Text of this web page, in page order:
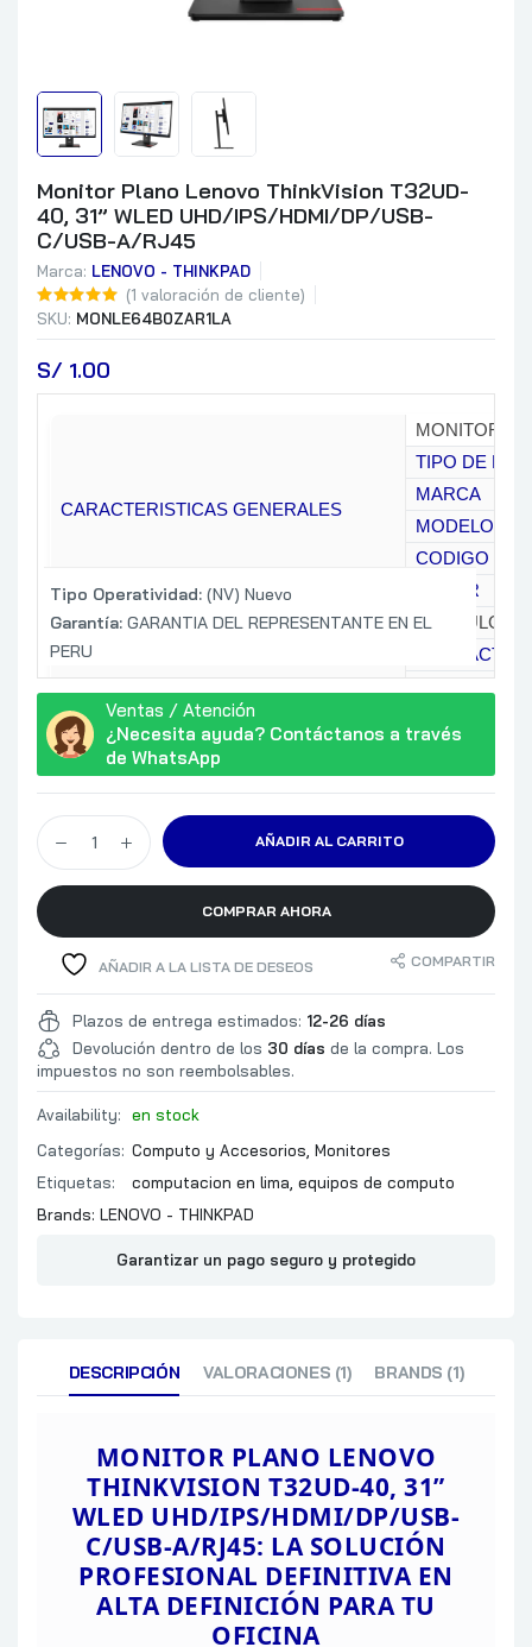
Monitor Plano Lenovo ThinkVision T32UD-
40, 31” WLED UHD/IPS/HDMI/DP/USB-
C/USB-A/RJ45
Marca: LENOVO - THINKPAD
(1 valoración de cliente)
SKU: MONLE64B0ZAR1LA
S/ 1.00
CARACTERISTICAS GENERALES
MONITOR
TIPO DE
MARCA
MODELO
CODIGO DE
COLOR
CARACTERISTICAS DE PANTALLA
31.5 PULG
AREA
CARACTERISTICAS OPTICAS
1 500:1
NUMERO
ANGULO DE VISION
TAMAÑO DE PIXELES
TASA DE REFRESCO
CARACTERISTICAS MECANICAS
1.4 (HBR3): 1
RJ-45
CARACTERISTICAS
LENOVO
MANAGER)
LDFM
MANAGER)
MIRRORED
NATURAL
Tipo Operatividad: (NV) Nuevo
Garantía: GARANTIA DEL REPRESENTANTE EN EL
PERU
Ventas / Atención
¿Necesita ayuda? Contáctanos a través
de WhatsApp
AÑADIR AL CARRITO
COMPRAR AHORA
AÑADIR A LA LISTA DE DESEOS COMPARTIR
Plazos de entrega estimados: 12-26 días
Devolución dentro de los 30 días de la compra. Los
impuestos no son reembolsables.
Availability:
en stock
Categorías: Computo y Accesorios Monitores
Etiquetas:
computacion en lima equipos de computo
Brands: LENOVO - THINKPAD
Garantizar un pago seguro y protegido
DESCRIPCIÓN VALORACIONES (1) BRANDS (1)
MONITOR PLANO LENOVO
THINKVISION T32UD-40, 31”
WLED UHD/IPS/HDMI/DP/USB-
C/USB-A/RJ45: LA SOLUCIÓN
PROFESIONAL DEFINITIVA EN
ALTA DEFINICIÓN PARA TU
OFICINA